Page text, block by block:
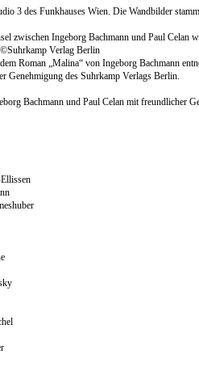
3 des Funkhauses Wien. Die Wandbilder
zwischen Ingeborg Bachmann und Paul Celan
Verlag Berlin
Roman „Malina“ von Ingeborg Bachmann
Genehmigung des Suhrkamp Verlags Berlin.
Bachmann und Paul Celan mit freundlicher